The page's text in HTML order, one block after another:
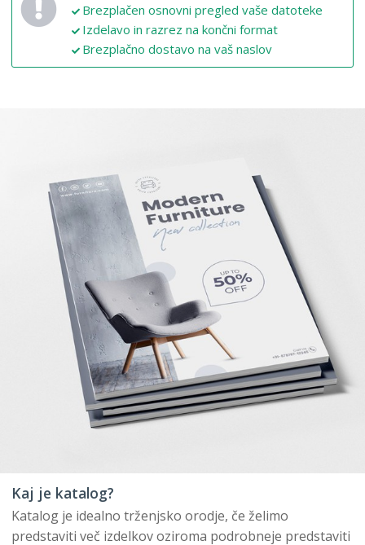
Brezplačen osnovni pregled vaše datoteke
Izdelavo in razrez na končni format
Brezplačno dostavo na vaš naslov
Kaj je katalog?
Katalog je idealno trženjsko orodje, če želimo
predstaviti več izdelkov oziroma podrobneje predstaviti